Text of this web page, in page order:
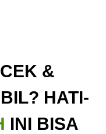
&
HATI-
INI BISA